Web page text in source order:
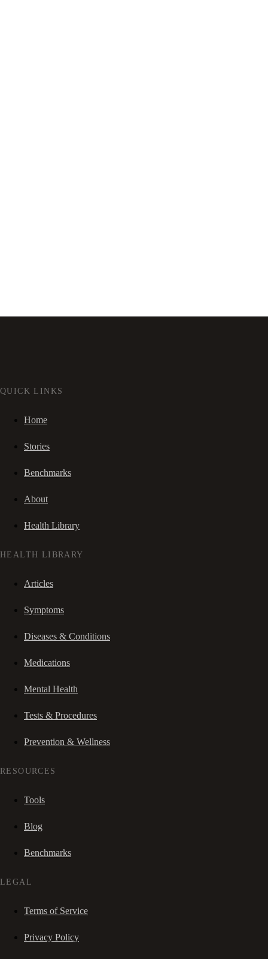
QUICK LINKS
Home
Stories
Benchmarks
About
Health Library
HEALTH LIBRARY
Articles
Symptoms
Diseases & Conditions
Medications
Mental Health
Tests & Procedures
Prevention & Wellness
RESOURCES
Tools
Blog
Benchmarks
LEGAL
Terms of Service
Privacy Policy